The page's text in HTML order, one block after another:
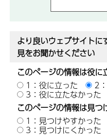
より良いウェブサイトに
見をお聞かせください
このページの情報は役に
1：役に立った
2
3：役に立たなかった
このページの情報は見つ
1：見つけやすかった
3：見つけにくかった